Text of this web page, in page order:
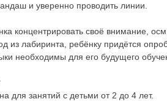
и уверенно проводить линии.
концентрировать своё внимание,
из лабиринта, ребёнку придётся
необходимы для его будущего
для занятий с детьми от 2 до 4 лет.